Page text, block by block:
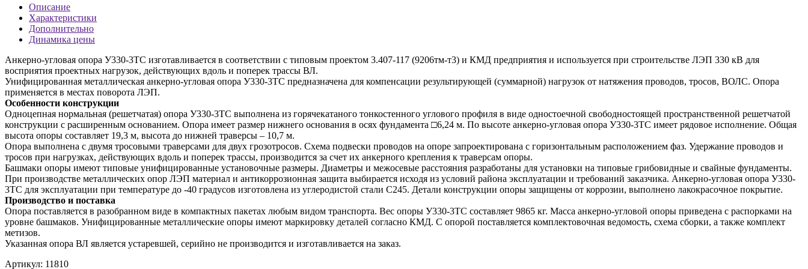
Описание
Характеристики
Дополнительно
Динамика цены
Анкерно-угловая опора У330-3ТС изготавливается в соответствии с типовым проектом 3.407-117 (9206тм-т3) и КМД предприятия и используется при строительстве ЛЭП 330 кВ для
восприятия проектных нагрузок, действующих вдоль и поперек трассы ВЛ.
Унифицированная металлическая анкерно-угловая опора У330-3ТС предназначена для компенсации результирующей (суммарной) нагрузок от натяжения проводов, тросов, ВОЛС. Опора
применяется в местах поворота ЛЭП.
Особенности конструкции
Одноцепная нормальная (решетчатая) опора У330-3ТС выполнена из горячекатаного тонкостенного углового профиля в виде одностоечной свободностоящей пространственной решетчатой
конструкции с расширенным основанием. Опора имеет размер нижнего основания в осях фундамента □6,24 м. По высоте анкерно-угловая опора У330-3ТС имеет рядовое исполнение. Общая
высота опоры составляет 19,3 м, высота до нижней траверсы – 10,7 м.
Опора выполнена с двумя тросовыми траверсами для двух грозотросов. Схема подвески проводов на опоре запроектирована с горизонтальным расположением фаз. Удержание проводов и
тросов при нагрузках, действующих вдоль и поперек трассы, производится за счет их анкерного крепления к траверсам опоры.
Башмаки опоры имеют типовые унифицированные установочные размеры. Диаметры и межосевые расстояния разработаны для установки на типовые грибовидные и свайные фундаменты.
При производстве металлических опор ЛЭП материал и антикоррозионная защита выбирается исходя из условий района эксплуатации и требований заказчика. Анкерно-угловая опора У330-
3ТС для эксплуатации при температуре до -40 градусов изготовлена из углеродистой стали С245. Детали конструкции опоры защищены от коррозии, выполнено лакокрасочное покрытие.
Производство и поставка
Опора поставляется в разобранном виде в компактных пакетах любым видом транспорта. Вес опоры У330-3ТС составляет 9865 кг. Масса анкерно-угловой опоры приведена с распорками на
уровне башмаков. Унифицированные металлические опоры имеют маркировку деталей согласно КМД. С опорой поставляется комплектовочная ведомость, схема сборки, а также комплект
метизов.
Указанная опора ВЛ является устаревшей, серийно не производится и изготавливается на заказ.
Артикул: 11810